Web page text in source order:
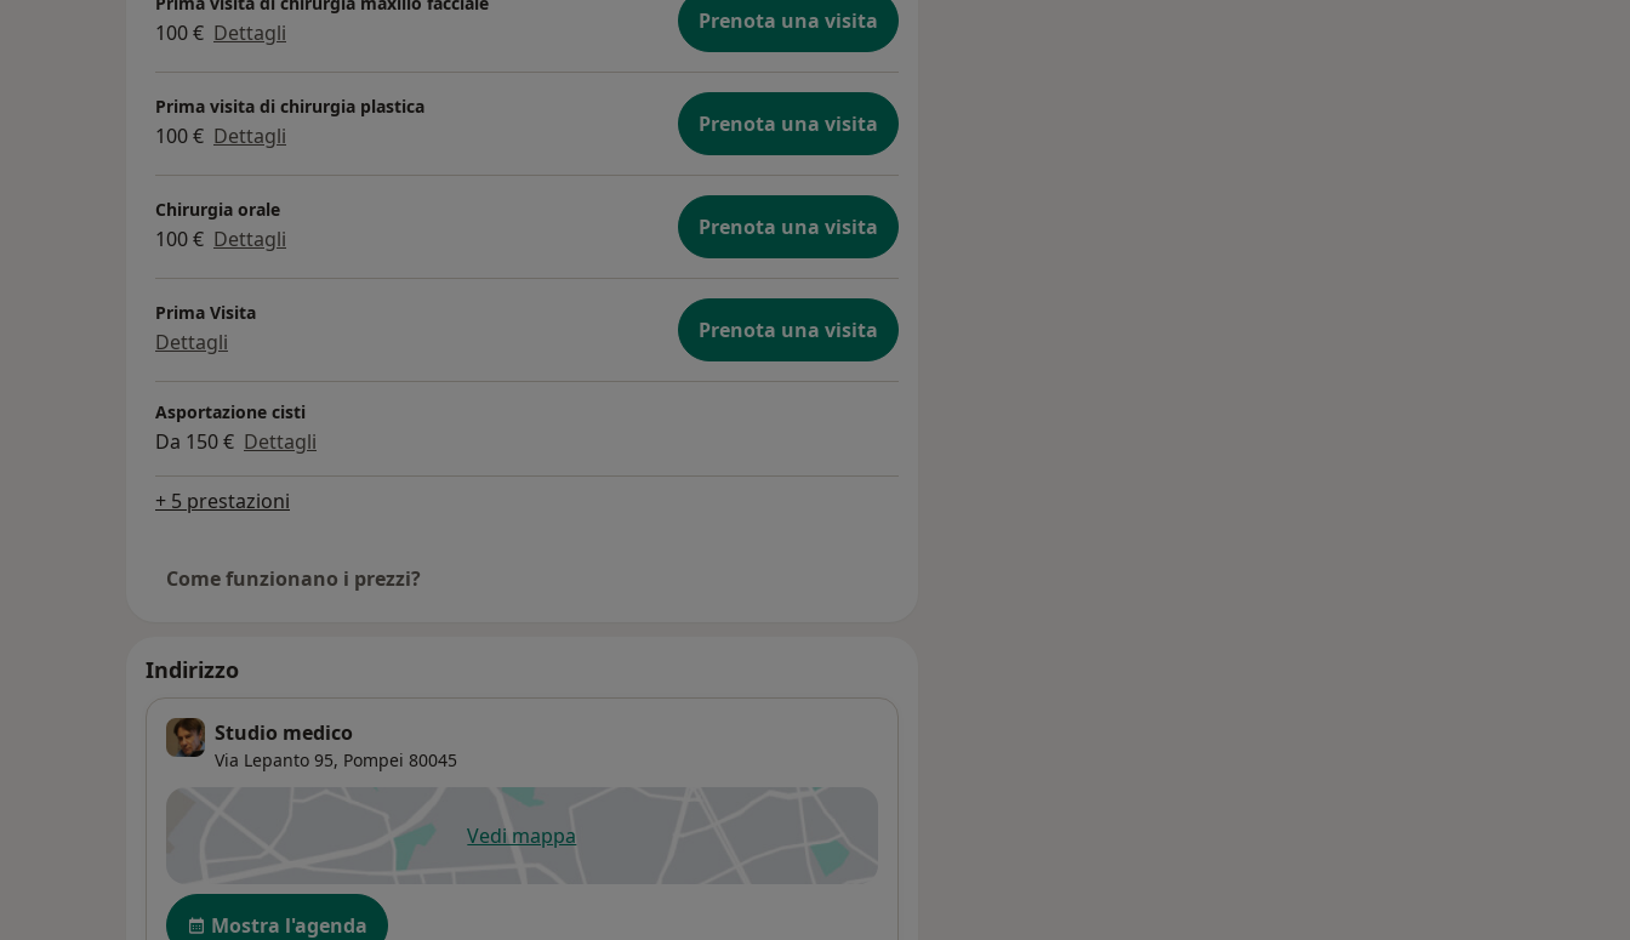
100 € Dettagli Prenota una visita
Prima visita di chirurgia plastica
100 € Dettagli Prenota una visita
Chirurgia orale
100 € Dettagli Prenota una visita
Prima Visita
Dettagli Prenota una visita
Asportazione cisti
Da 150 € Dettagli
+ 5 prestazioni
Come funzionano i prezzi?
Indirizzo
Studio medico
Via Lepanto 95, Pompei 80045
Vedi mappasi apre in una nuova scheda
Disponibilità
Mostra l'agenda